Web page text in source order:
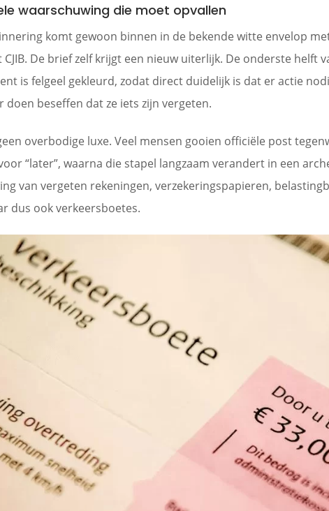
waarschuwing die moet opvallen
komt gewoon binnen in de bekende witte envelop
CJIB. De brief zelf krijgt een nieuw uiterlijk. De onderste helft
is felgeel gekleurd, zodat direct duidelijk is dat er actie
doen beseffen dat ze iets zijn vergeten.
overbodige luxe. Veel mensen gooien officiële post
“later”, waarna die stapel langzaam verandert in een
van vergeten rekeningen, verzekeringspapieren,
dus ook verkeersboetes.